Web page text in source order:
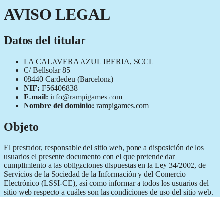
AVISO LEGAL
Datos del titular
LA CALAVERA AZUL IBERIA, SCCL
C/ Bellsolar 85
08440 Cardedeu (Barcelona)
NIF: F56406838
E-mail: info@rampigames.com
Nombre del dominio: rampigames.com
Objeto
El prestador, responsable del sitio web, pone a disposición de los
usuarios el presente documento con el que pretende dar
cumplimiento a las obligaciones dispuestas en la Ley 34/2002, de
Servicios de la Sociedad de la Información y del Comercio
Electrónico (LSSI-CE), así como informar a todos los usuarios del
sitio web respecto a cuáles son las condiciones de uso del sitio web.